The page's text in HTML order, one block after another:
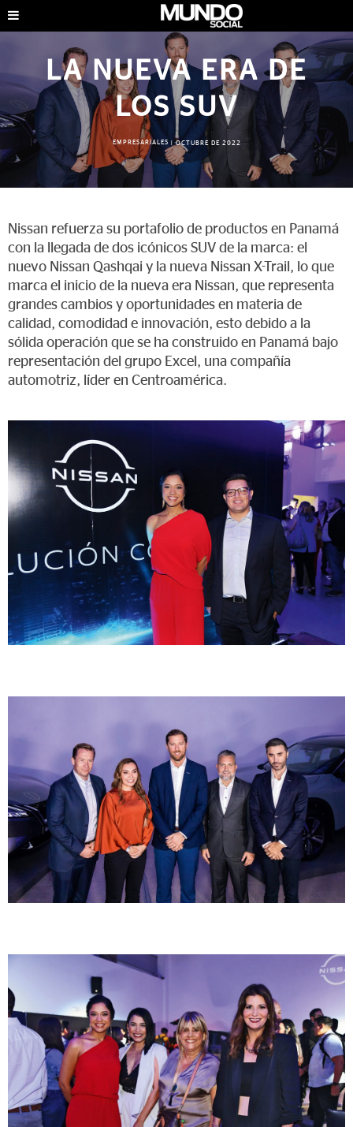
LA NUEVA ERA DE
LOS SUV
EMPRESARIALES |OCTUBRE DE 2022
Nissan refuerza su portafolio de productos en Panamá
con la llegada de dos icónicos SUV de la marca: el
nuevo Nissan Qashqai y la nueva Nissan X-Trail, lo que
marca el inicio de la nueva era Nissan, que representa
grandes cambios y oportunidades en materia de
calidad, comodidad e innovación, esto debido a la
sólida operación que se ha construido en Panamá bajo
representación del grupo Excel, una compañía
automotriz, líder en Centroamérica.